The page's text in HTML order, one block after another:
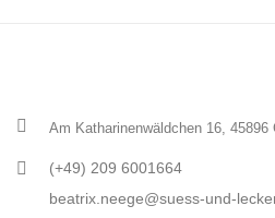
Am Katharinenwäldchen 16, 45896
(+49) 209 6001664
beatrix.neege@suess-und-